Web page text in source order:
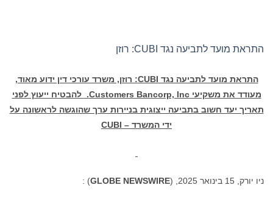
התראת מועד לתביעה נגד CUBI: רוזן
התראת מועד לתביעה נגד CUBI: רוזן, משרד עורכי דין ידוע מאוד,
מעודד את משקיעיCustomers Bancorp, Inc.
להבטיח ייעוץ לפני
תאריך יעד חשוב בתביעה ייצוגית בניירות ערך שהוגשה לראשונה על
ידי המשרד – CUBI
ניו יורק, 15 בינואר 2025, ( GLOBE NEWSWIRE
) :